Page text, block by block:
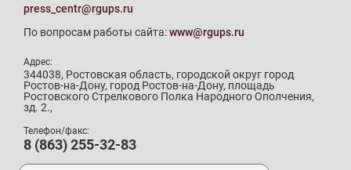
press_centr@rgups.ru
По вопросам работы сайта:www@rgups.ru
Адрес:
344038, Ростовская область, городской округ город
Ростов-на-Дону, город Ростов-на-Дону, площадь
Ростовского Стрелкового Полка Народного Ополчения,
зд. 2.,
Телефон/факс:
8 (863) 255-32-83